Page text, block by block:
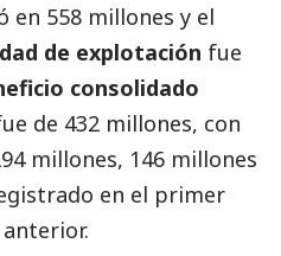
en 558 millones y el
de explotación fue
consolidado
de 432 millones, con
millones, 146 millones
en el primer